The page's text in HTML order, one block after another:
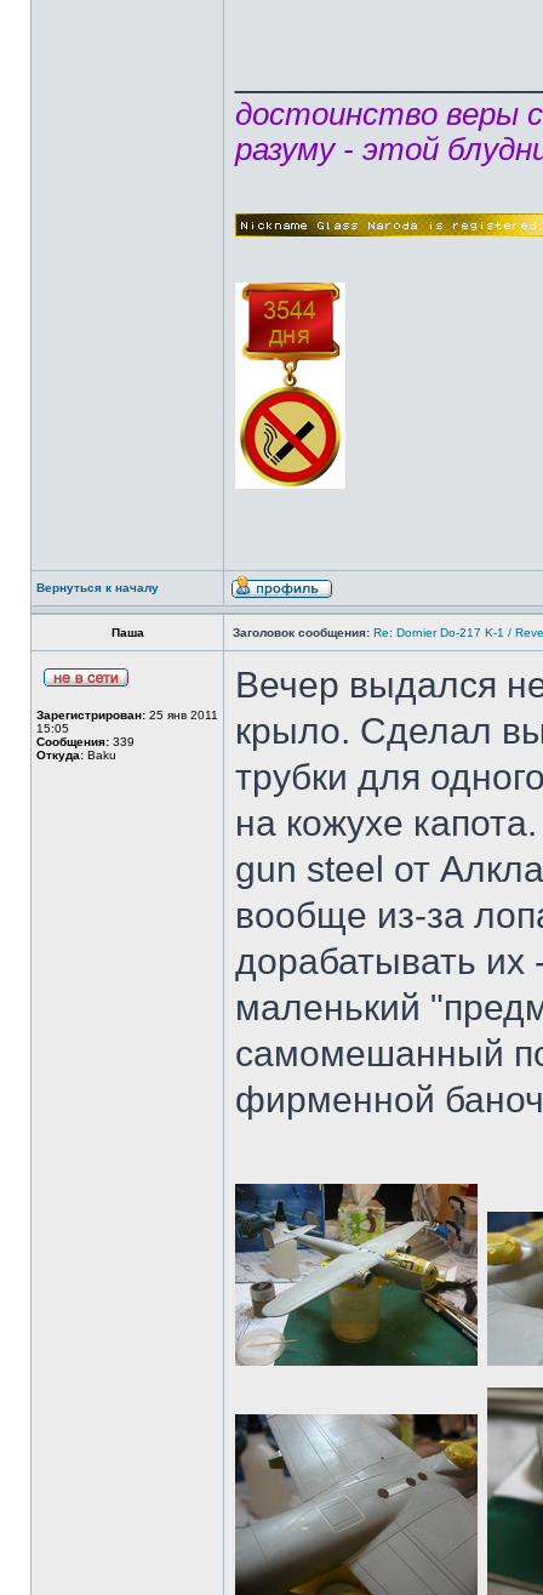
достоинство веры
разуму - этой
Вернуться к началу
Паша Заголовок сообщения: Re: Dornier Do-217 K-1 /
Зарегистрирован: 25 янв 2011
15:05
Сообщения: 339
Откуда: Baku
Вечер выдался
крыло. Сделал
трубки для
на кожухе
gun steel от
вообще из-за
дорабатывать
маленький
самомешанный
фирменной